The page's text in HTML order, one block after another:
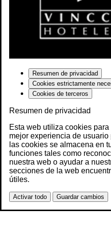
Resumen de privacidad
Cookies estrictamente
Cookies de terceros
Resumen de privacidad
Esta web utiliza cookies
mejor experiencia de
las cookies se almacena en
funciones tales como
nuestra web o ayudar a
secciones de la web
útiles.
Activar todo Guardar cambios